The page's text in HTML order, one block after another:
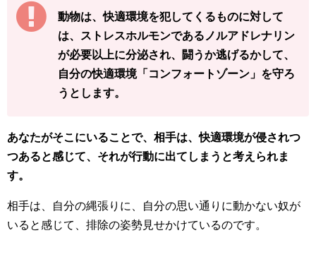
動物は、快適環境を犯してくるものに対して
は、ストレスホルモンであるノルアドレナリン
が必要以上に分泌され、闘うか逃げるかして、
自分の快適環境「コンフォートゾーン」を守ろ
うとします。
あなたがそこにいることで、相手は、快適環境が侵されつ
つあると感じて、それが行動に出てしまうと考えられま
す。
相手は、自分の縄張りに、自分の思い通りに動かない奴が
いると感じて、排除の姿勢見せかけているのです。